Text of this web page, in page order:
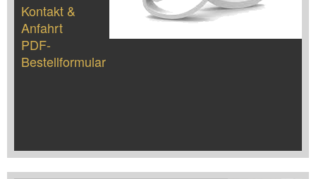
Kontakt &
Anfahrt
PDF-
Bestellformular